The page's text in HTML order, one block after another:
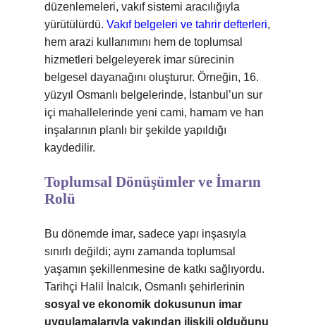
düzenlemeleri, vakıf sistemi aracılığıyla
yürütülürdü. Vakıf belgeleri ve tahrir defterleri,
hem arazi kullanımını hem de toplumsal
hizmetleri belgeleyerek imar sürecinin
belgesel dayanağını oluşturur. Örneğin, 16.
yüzyıl Osmanlı belgelerinde, İstanbul’un sur
içi mahallelerinde yeni cami, hamam ve han
inşalarının planlı bir şekilde yapıldığı
kaydedilir.
Toplumsal Dönüşümler ve İmarın
Rolü
Bu dönemde imar, sadece yapı inşasıyla
sınırlı değildi; aynı zamanda toplumsal
yaşamın şekillenmesine de katkı sağlıyordu.
Tarihçi Halil İnalcık, Osmanlı şehirlerinin
sosyal ve ekonomik dokusunun imar
uygulamalarıyla yakından ilişkili olduğunu